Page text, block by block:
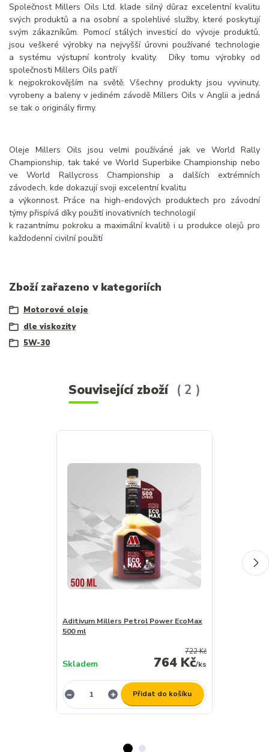
Společnost Millers Oils Ltd. klade silný důraz excelentní kvalitu
svých produktů a na osobní a spolehlivé služby, které poskytují
svým zákazníkům. Pomocí stálých investicí do vývoje produktů,
jsou veškeré výrobky na nejvyšší úrovni používané technologie
a systému výstupní kontroly kvality. Díky tomu výrobky od
společnosti Millers Oils patří
k nejpokrokovějším na světě. Všechny produkty jsou vyvinuty,
vyrobeny a baleny v jediném závodě Millers Oils v Anglii a jedná
se tak o originály firmy.
Oleje Millers Oils jsou velmi používáné jak ve World Rally
Championship, tak také ve World Superbike Championship nebo
ve World Rallycross Championship a dalších extrémních
závodech, kde dokazují svoji excelentní kvalitu
a výkonnost. Práce na high-endových produktech pro závodní
týmy přispívá díky použití inovativních technologií
k razantnímu pokroku a maximální kvalitě i u produkce olejů pro
každodenní civilní použití
Zboží zařazeno v kategoriích
Motorové oleje
dle viskozity
5W-30
Související zboží 2
Aditivum Millers Petrol Power EcoMax
500 ml
722 Kč
764 Kč/ks
Skladem
Přidat do košíku